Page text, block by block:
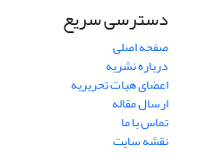
دسترسی سریع
صفحه اصلی
درباره نشریه
اعضای هیات تحریریه
ارسال مقاله
تماس با ما
نقشه سایت